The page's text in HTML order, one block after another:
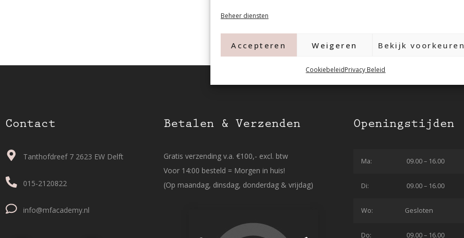
Beheer diensten
Accepteren Weigeren Bekijk voorkeuren
CookiebeleidPrivacy Beleid
Contact
Tanthofdreef 7 2623 EW Delft
015-2120822
info@mfacademy.nl
Betalen & Verzenden
Gratis verzending v.a. €100,- excl. btw
Voor 14:00 besteld = Morgen in huis!
(Op maandag, dinsdag, donderdag & vrijdag)
Openingstijden
Ma: 09.00 – 16.00
Di: 09.00 – 16.00
Wo: Gesloten
Do: 09.00 – 16.00